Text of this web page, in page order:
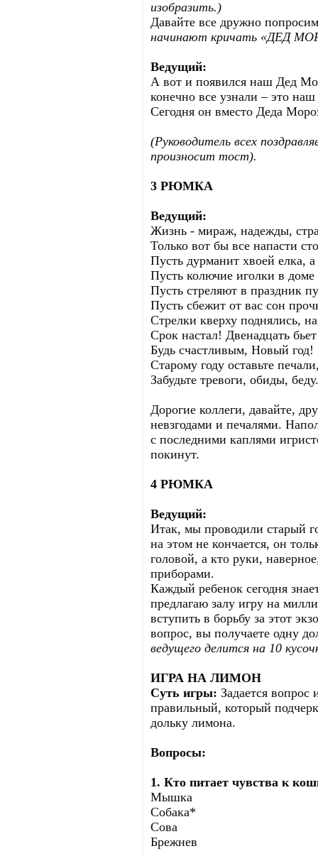
изобразить.)
Давайте все дружно
начинают кричать «ДЕД
Ведущий:
А вот и появился наш Дед
конечно все узнали – это
Сегодня он вместо Деда
(Руководитель всех
произносит тост).
3 РЮМКА
Ведущий:
Жизнь - мираж, надежды,
Только вот бы все напасти
Пусть дурманит хвоей елка,
Пусть колючие иголки в
Пусть стреляют в праздник
Пусть сбежит от вас сон
Стрелки кверху поднялись,
Срок настал! Двенадцать
Будь счастливым, Новый год!
Старому году оставьте
Забудьте тревоги, обиды, беду.
Дорогие коллеги, давайте,
невзгодами и печалями.
с последними каплями
покинут.
4 РЮМКА
Ведущий:
Итак, мы проводили старый
на этом не кончается, он
головой, а кто руки,
приборами.
Каждый ребенок сегодня
предлагаю залу игру на
вступить в борьбу за этот
вопрос, вы получаете одну
ведущего делится на 10
ИГРА НА ЛИМОН
Суть игры: Задается вопрос
правильный, который
дольку лимона.
Вопросы:
1. Кто питает чувства к
Мышка
Собака*
Сова
Брежнев